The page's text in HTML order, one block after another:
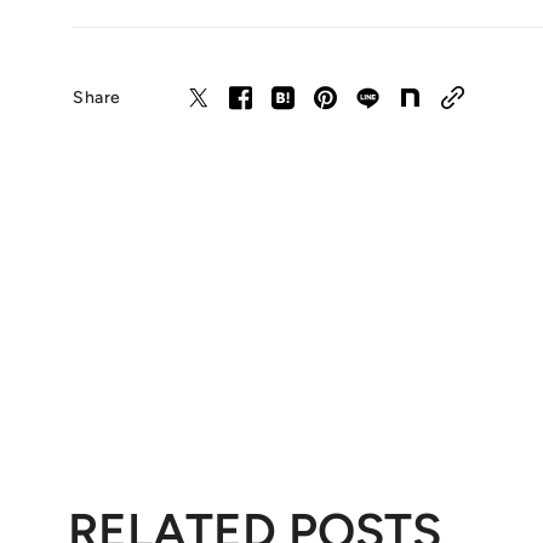
Share
RELATED POSTS